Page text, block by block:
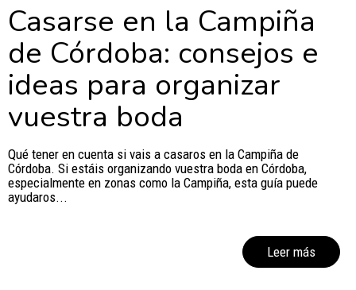
Casarse en la Campiña
de Córdoba: consejos e
ideas para organizar
vuestra boda
Qué tener en cuenta si vais a casaros en la Campiña de
Córdoba. Si estáis organizando vuestra boda en Córdoba,
especialmente en zonas como la Campiña, esta guía puede
ayudaros...
Leer más